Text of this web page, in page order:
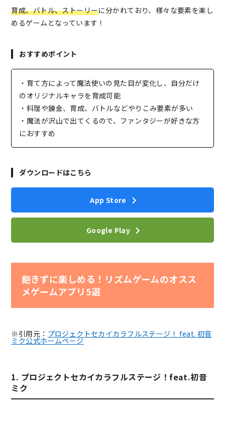
育成、バトル、ストーリーに分かれており、様々な要素を楽し
めるゲームとなっています！
おすすめポイント
・育て方によって魔法使いの見た目が変化し、自分だけ
のオリジナルキャラを育成可能
・料理や錬金、育成、バトルなどやりこみ要素が多い
・魔法が沢山で出てくるので、ファンタジーが好きな方
におすすめ
ダウンロードはこちら
App Store
Google Play
飽きずに楽しめる！リズムゲームのオスス
メゲームアプリ5選
※引用元： プロジェクトセカイカラフルステージ！ feat. 初音
ミク公式ホームページ
1. プロジェクトセカイカラフルステージ！feat.初音
ミク